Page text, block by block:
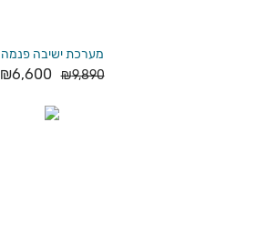
מערכת ישיבה פנמה
₪9,890
₪6,600